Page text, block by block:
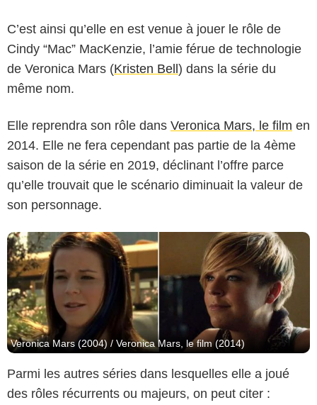
C’est ainsi qu’elle en est venue à jouer le rôle de
Cindy “Mac” MacKenzie, l’amie férue de technologie
de Veronica Mars (Kristen Bell) dans la série du
même nom.
Elle reprendra son rôle dans Veronica Mars, le film en
2014. Elle ne fera cependant pas partie de la 4ème
saison de la série en 2019, déclinant l’offre parce
qu’elle trouvait que le scénario diminuait la valeur de
son personnage.
Veronica Mars (2004) / Veronica Mars, le film (2014)
Parmi les autres séries dans lesquelles elle a joué
des rôles récurrents ou majeurs, on peut citer :